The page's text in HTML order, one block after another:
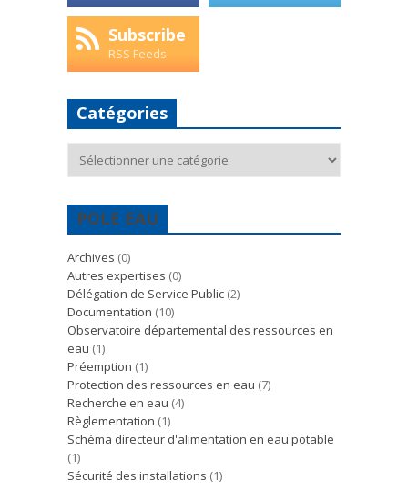
Subscribe
RSS Feeds
Catégories
POLE EAU
Archives (0)
Autres expertises (0)
Délégation de Service Public (2)
Documentation (10)
Observatoire départemental des ressources en
eau (1)
Préemption (1)
Protection des ressources en eau (7)
Recherche en eau (4)
Règlementation (1)
Schéma directeur d'alimentation en eau potable
(1)
Sécurité des installations (1)